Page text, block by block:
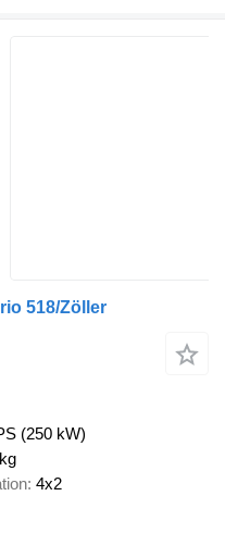
518/Zöller
(250 kW)
4x2